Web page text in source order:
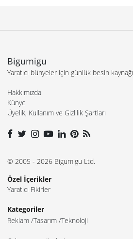
Bigumigu
Yaratıcı bünyeler için günlük besin kaynağı
Hakkımızda
Künye
Üyelik, Kullanım ve Gizlilik Şartları
© 2005 - 2026 Bigumigu Ltd.
Özel İçerikler
Yaratıcı Fikirler
Kategoriler
Reklam Tasarım Teknoloji